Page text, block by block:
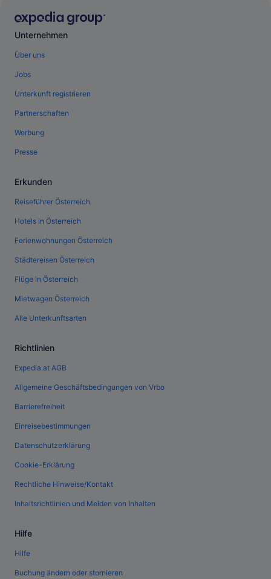
Unternehmen
Über uns
Jobs
Unterkunft registrieren
Partnerschaften
Werbung
Presse
Erkunden
Reiseführer Österreich
Hotels in Österreich
Ferienwohnungen Österreich
Städtereisen Österreich
Flüge in Österreich
Mietwagen Österreich
Alle Unterkunftsarten
Richtlinien
Expedia.at AGB
Allgemeine Geschäftsbedingungen von Vrbo
Barrierefreiheit
Einreisebestimmungen
Datenschutzerklärung
Cookie-Erklärung
Rechtliche Hinweise/Kontakt
Inhaltsrichtlinien und Melden von Inhalten
Hilfe
Hilfe
Buchung ändern oder stornieren